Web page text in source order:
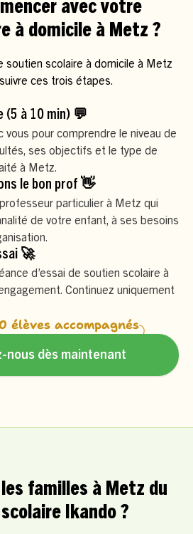
avec votre
à domicile à Metz ?
soutien scolaire à domicile à Metz
ces trois étapes.
(5 à 10 min) 💬
vous pour comprendre le niveau de
ses objectifs et le type de
à Metz.
le bon prof 👋
particulier à Metz qui
de votre enfant, à ses besoins
🚀
d’essai de soutien scolaire à
Continuez uniquement
élèves accompagnés
nous dès maintenant
familles à Metz du
Ikando ?